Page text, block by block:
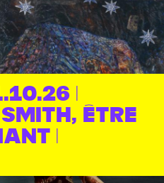
|
Smith, Être
|